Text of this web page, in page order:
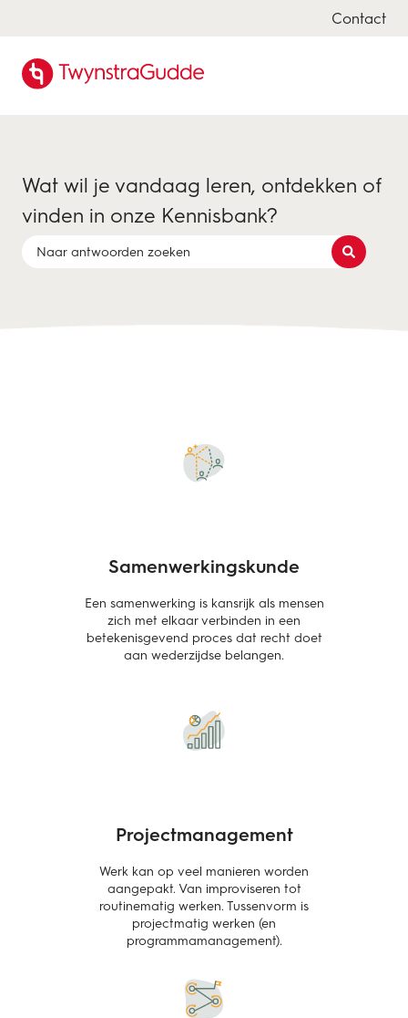
Contact
Wat wil je vandaag leren, ontdekken of
vinden in onze Kennisbank?
Samenwerkingskunde
Een samenwerking is kansrijk als mensen
zich met elkaar verbinden in een
betekenisgevend proces dat recht doet
aan wederzijdse belangen.
Projectmanagement
Werk kan op veel manieren worden
aangepakt. Van improviseren tot
routinematig werken. Tussenvorm is
projectmatig werken (en
programmamanagement).